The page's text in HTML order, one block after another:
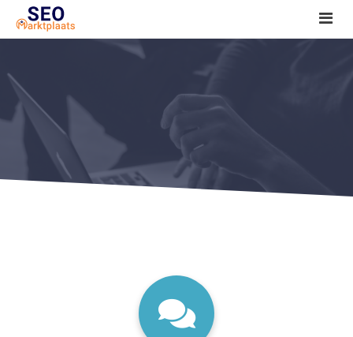
SEO tools reviews
Marketeer bij jou in de buurt?
Offerte
1. Seo voor beginners +
2. Onderzoeken +